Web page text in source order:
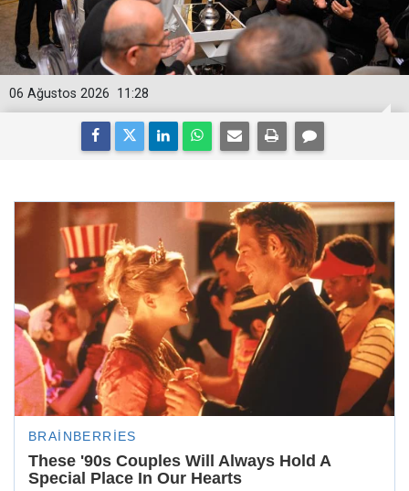
11:28
06 Ağustos 2026